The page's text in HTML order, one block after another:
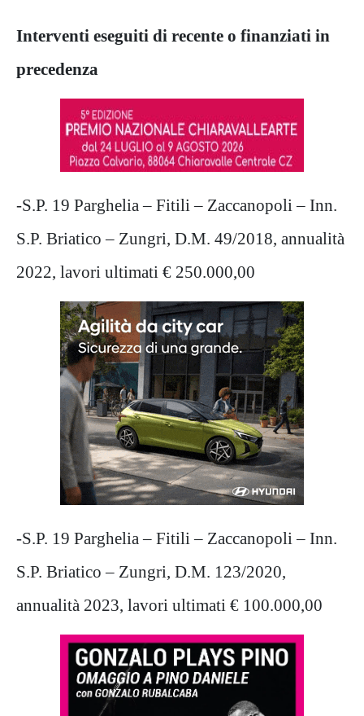
Interventi eseguiti di recente o finanziati in
precedenza
-S.P. 19 Parghelia – Fitili – Zaccanopoli – Inn.
S.P. Briatico – Zungri, D.M. 49/2018, annualità
2022, lavori ultimati € 250.000,00
-S.P. 19 Parghelia – Fitili – Zaccanopoli – Inn.
S.P. Briatico – Zungri, D.M. 123/2020,
annualità 2023, lavori ultimati € 100.000,00